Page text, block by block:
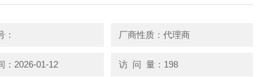
： 厂商性质：代理商
：2026-01-12 访 问 量：198